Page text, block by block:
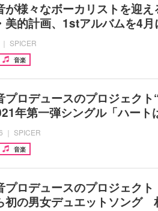
が様々なボーカリストを迎え
美的計画、1stアルバムを4
SPICER
音楽
プロデュースのプロジェクト
年第一弾シングル「ハー
｜ SPICER
音楽
プロデュースのプロジェクト
初の男女デュエットソング